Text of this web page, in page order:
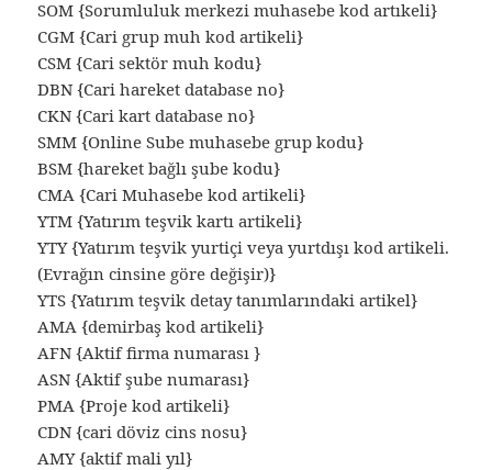
SOM {Sorumluluk merkezi muhasebe kod artıkeli}
CGM {Cari grup muh kod artikeli}
CSM {Cari sektör muh kodu}
DBN {Cari hareket database no}
CKN {Cari kart database no}
SMM {Online Sube muhasebe grup kodu}
BSM {hareket bağlı şube kodu}
CMA {Cari Muhasebe kod artikeli}
YTM {Yatırım teşvik kartı artikeli}
YTY {Yatırım teşvik yurtiçi veya yurtdışı kod artikeli.
(Evrağın cinsine göre değişir)}
YTS {Yatırım teşvik detay tanımlarındaki artikel}
AMA {demirbaş kod artikeli}
AFN {Aktif firma numarası }
ASN {Aktif şube numarası}
PMA {Proje kod artikeli}
CDN {cari döviz cins nosu}
AMY {aktif mali yıl}